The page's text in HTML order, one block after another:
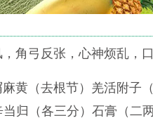
角弓反张，心神烦乱，
麻黄（去根节）羌活附子
当归（各三分）石膏（二